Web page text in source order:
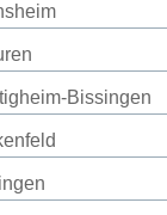
Bissingen